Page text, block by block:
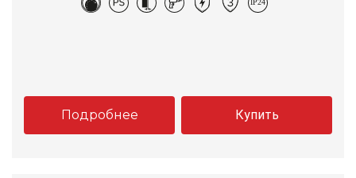
Подробнее Купить